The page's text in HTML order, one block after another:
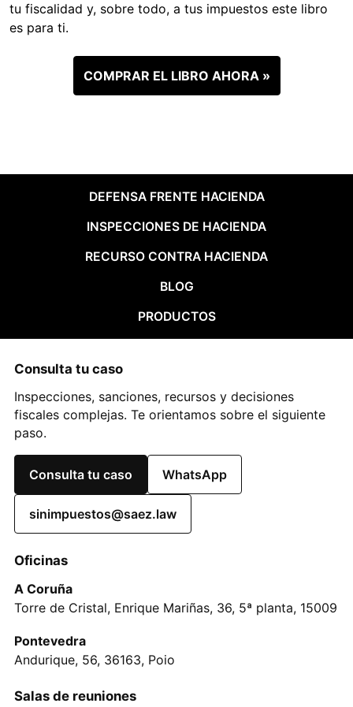
tu fiscalidad y, sobre todo, a tus impuestos este libro
es para ti.
COMPRAR EL LIBRO AHORA »
DEFENSA FRENTE HACIENDA
INSPECCIONES DE HACIENDA
RECURSO CONTRA HACIENDA
BLOG
PRODUCTOS
Consulta tu caso
Inspecciones, sanciones, recursos y decisiones
fiscales complejas. Te orientamos sobre el siguiente
paso.
Consulta tu caso WhatsApp
sinimpuestos@saez.law
Oficinas
A Coruña
Torre de Cristal, Enrique Mariñas, 36, 5ª planta, 15009
Pontevedra
Andurique, 56, 36163, Poio
Salas de reuniones